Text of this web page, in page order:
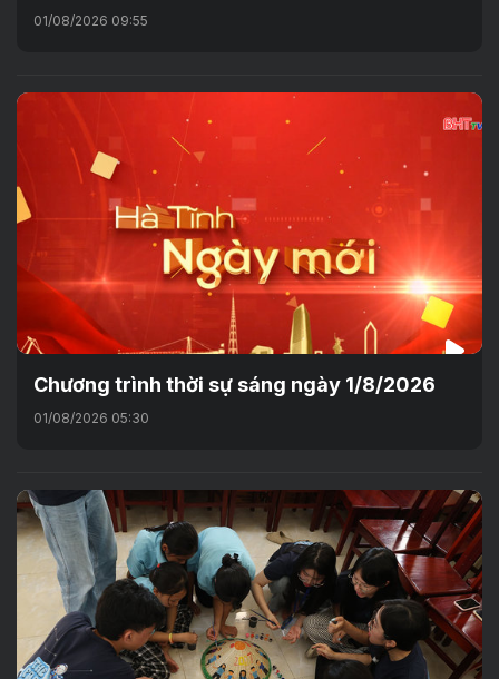
01/08/2026 09:55
Chương trình thời sự sáng ngày 1/8/2026
01/08/2026 05:30